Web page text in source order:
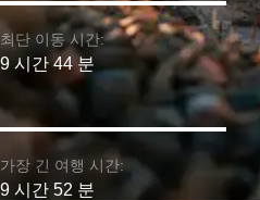
최단 이동 시간:
9 시간 44 분
가장 긴 여행 시간:
9 시간 52 분